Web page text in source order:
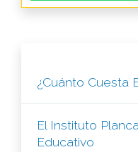
¿Cuánto Cuesta
El Instituto
Educativo